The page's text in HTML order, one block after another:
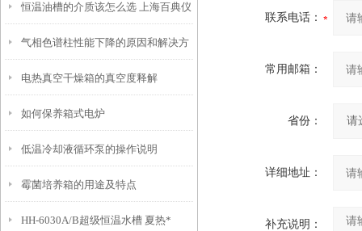
恒温油槽的介质该怎么选 上海百典仪
器为您解答
气相色谱柱性能下降的原因和解决方
法
电热真空干燥箱的真空度释解
如何保养箱式电炉
低温冷却液循环泵的操作说明
霉菌培养箱的用途及特点
HH-6030A/B超级恒温水槽 夏热*
联系电话：
常用邮箱：
省份：
详细地址：
补充说明：